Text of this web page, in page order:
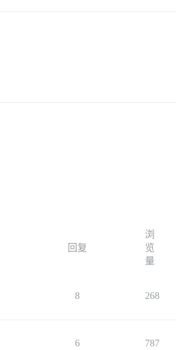
回复
浏
览
量
8 268
6 787